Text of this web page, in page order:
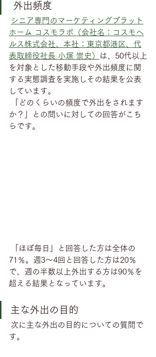
外出頻度
シニア専門のマーケティングプラット
ホーム コスモラボ（会社名：コスモヘ
ルス株式会社、本社：東京都港区、代
表取締役社長 小塚 崇史）
は、50代以上
を対象とした移動手段や外出頻度に関
する実態調査を実施しその結果を公表
しています。
「どのくらいの頻度で外出をされます
か？」との問いに対しての回答がこち
らです。
「ほぼ毎日」と回答した方は全体の
71％。週3～4回と回答した方は20％
で、週の半数以上外出する方は90％を
超える結果となっています。
主な外出の目的
次に主な外出の目的についての質問で
す。